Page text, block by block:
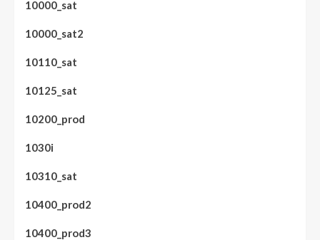
10000_sat
10000_sat2
10110_sat
10125_sat
10200_prod
1030i
10310_sat
10400_prod2
10400_prod3